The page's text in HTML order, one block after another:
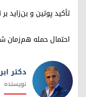
تأکید پوتین و بن‌زاید
احتمال حمله هم‌زمان
دکتر
نویسنده